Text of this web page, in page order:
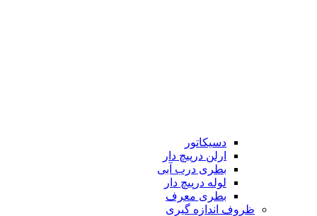
دسیکاتور
ارلن درپیچ دار
بطری درب آبی
لوله درپیچ دار
بطری معرف
ظروف اندازه گیری